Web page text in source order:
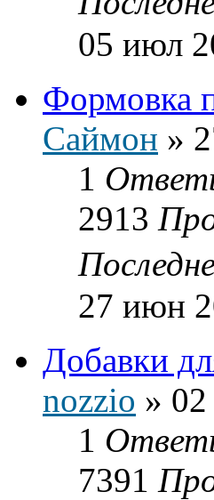
05 июл
Формовка
Саймон »
1
2913
27 июн
Добавки
nozzio »
1
7391